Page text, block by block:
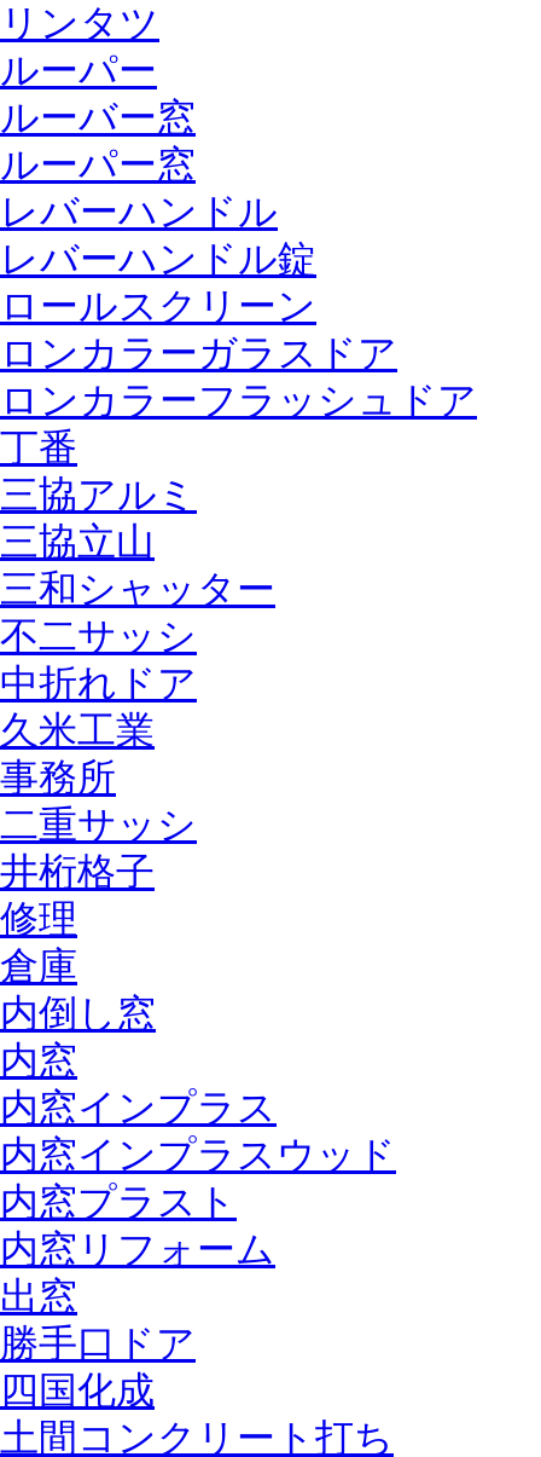
リンタツ
ルーパー
ルーバー窓
ルーパー窓
レバーハンドル
レバーハンドル錠
ロールスクリーン
ロンカラーガラスドア
ロンカラーフラッシュドア
丁番
三協アルミ
三協立山
三和シャッター
不二サッシ
中折れドア
久米工業
事務所
二重サッシ
井桁格子
修理
倉庫
内倒し窓
内窓
内窓インプラス
内窓インプラスウッド
内窓プラスト
内窓リフォーム
出窓
勝手口ドア
四国化成
土間コンクリート打ち